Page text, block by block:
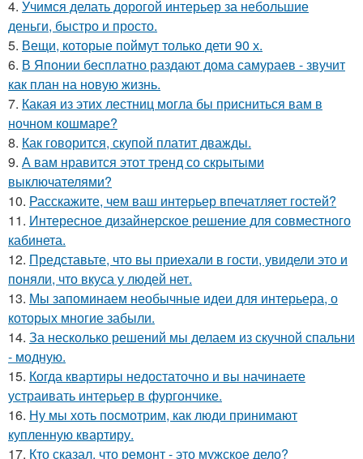
4. Учимся делать дорогой интерьер за небольшие
деньги, быстро и просто.
5. Вещи, которые поймут только дети 90 х.
6. В Японии бесплатно раздают дома самураев - звучит
как план на новую жизнь.
7. Какая из этих лестниц могла бы присниться вам в
ночном кошмаре?
8. Как говорится, скупой платит дважды.
9. А вам нравится этот тренд со скрытыми
выключателями?
10. Расскажите, чем ваш интерьер впечатляет гостей?
11. Интересное дизайнерское решение для совместного
кабинета.
12. Представьте, что вы приехали в гости, увидели это и
поняли, что вкуса у людей нет.
13. Мы запоминаем необычные идеи для интерьера, о
которых многие забыли.
14. За несколько решений мы делаем из скучной спальни
- модную.
15. Когда квартиры недостаточно и вы начинаете
устраивать интерьер в фургончике.
16. Ну мы хоть посмотрим, как люди принимают
купленную квартиру.
17. Кто сказал, что ремонт - это мужское дело?